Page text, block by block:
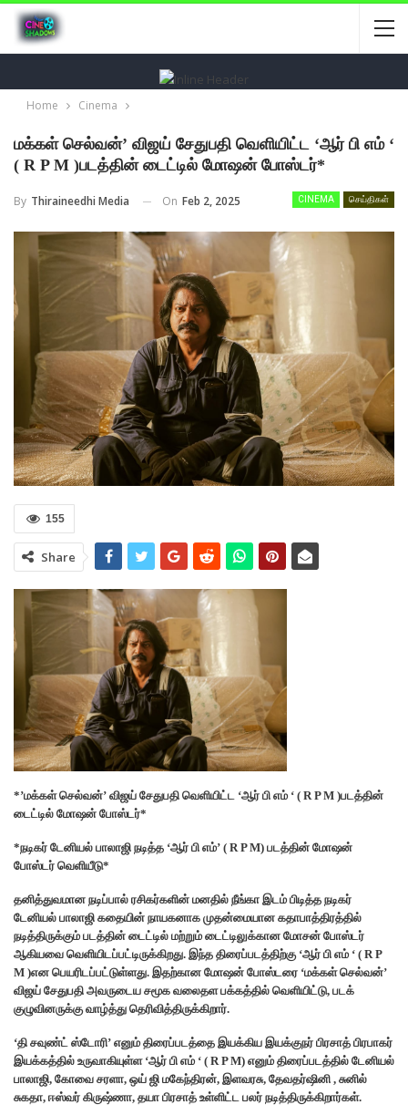
Home Cinema
மக்கள் செல்வன்’ விஜய் சேதுபதி வெளியிட்ட ‘ஆர் பி எம் ‘
( R P M )படத்தின் டைட்டில் மோஷன் போஸ்டர்*
CINEMA செய்திகள்
By Thiraineedhi Media On Feb 2, 2025
155
Share
*’மக்கள் செல்வன்’ விஜய் சேதுபதி வெளியிட்ட ‘ஆர் பி எம் ‘ ( R P M )படத்தின்
டைட்டில் மோஷன் போஸ்டர்*
*நடிகர் டேனியல் பாலாஜி நடித்த ‘ஆர் பி எம்’ ( R P M) படத்தின் மோஷன்
போஸ்டர் வெளியீடு*
தனித்துவமான நடிப்பால் ரசிகர்களின் மனதில் நீங்கா இடம் பிடித்த நடிகர்
டேனியல் பாலாஜி கதையின் நாயகனாக முதன்மையான கதாபாத்திரத்தில்
நடித்திருக்கும் படத்தின் டைட்டில் மற்றும் டைட்டிலுக்கான மோசன் போஸ்டர்
ஆகியவை வெளியிடப்பட்டிருக்கிறது. இந்த திரைப்படத்திற்கு ‘ஆர் பி எம் ‘ ( R P
M )என பெயரிடப்பட்டுள்ளது. இதற்கான மோஷன் போஸ்டரை ‘மக்கள் செல்வன்’
விஜய் சேதுபதி அவருடைய சமூக வலைதள பக்கத்தில் வெளியிட்டு, படக்
குழுவினருக்கு வாழ்த்து தெரிவித்திருக்கிறார்.
‘தி சவுண்ட் ஸ்டோரி’ எனும் திரைப்படத்தை இயக்கிய இயக்குநர் பிரசாத் பிரபாகர்
இயக்கத்தில் உருவாகியுள்ள ‘ஆர் பி எம் ‘ ( R P M) எனும் திரைப்படத்தில் டேனியல்
பாலாஜி, கோவை சரளா, ஒய் ஜி மகேந்திரன், இளவரசு, தேவதர்ஷினி , சுனில்
சுகதா, ஈஸ்வர் கிருஷ்ணா, தயா பிரசாத் உள்ளிட்ட பலர் நடித்திருக்கிறார்கள்.